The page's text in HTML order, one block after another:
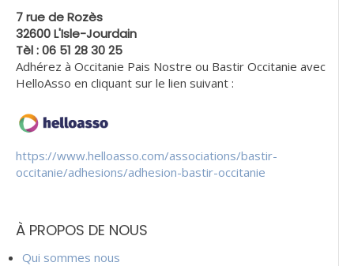
7 rue de Rozès
32600 L'Isle-Jourdain
Tèl : 06 51 28 30 25
Adhérez à Occitanie Pais Nostre ou Bastir Occitanie avec
HelloAsso en cliquant sur le lien suivant :
https://www.helloasso.com/associations/bastir-
occitanie/adhesions/adhesion-bastir-occitanie
À PROPOS DE NOUS
Qui sommes nous